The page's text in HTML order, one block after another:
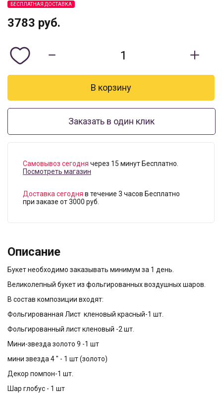
БЕСПЛАТНАЯ ДОСТАВКА
3783 руб.
Заказать в один клик
Самовывоз сегодня через 15 минут Бесплатно.
Посмотреть магазин
Доставка сегодня в течение 3 часов Бесплатно
при заказе от 3000 руб.
Описание
Букет необходимо заказывать минимум за 1 день.
Великолепный букет из фольгированных воздушных шаров.
В состав композиции входят:
Фольгированная Лист кленовый красный-1 шт.
Фольгированный лист кленовый -2 шт.
Мини-звезда золото 9 -1 шт
мини звезда 4 " - 1 шт (золото)
Декор помпон-1 шт.
Шар глобус - 1 шт